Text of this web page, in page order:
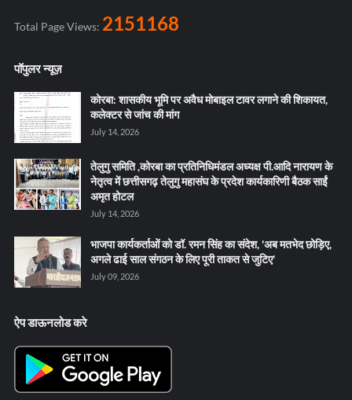
Total Page Views: 2151168
पॉपुलर न्यूज़
कोरबा: शासकीय भूमि पर अवैध मोबाइल टावर लगाने की शिकायत,
कलेक्टर से जांच की मांग
July 14, 2026
तेलुगु समिति ,कोरबा का प्रतिनिधिमंडल अध्यक्ष पी.आदि नारायण के
नेतृत्व में छत्तीसगढ़ तेलुगु महासंघ के प्रदेश कार्यकारिणी बैठक साईं
अमृत होटल
July 14, 2026
भाजपा कार्यकर्ताओं को डॉ. रमन सिंह का संदेश, 'अब मतभेद छोड़िए,
अगले ढाई साल संगठन के लिए पूरी ताकत से जुटिए'
July 09, 2026
ऐप डाऊनलोड करे